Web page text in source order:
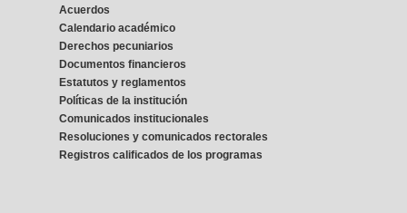
Acuerdos
Calendario académico
Derechos pecuniarios
Documentos financieros
Estatutos y reglamentos
Políticas de la institución
Comunicados institucionales
Resoluciones y comunicados rectorales
Registros calificados de los programas